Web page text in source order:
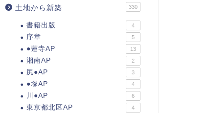
土地から新築 330
書籍出版 4
序章 5
●蓮寺AP 13
湘南AP 2
尻●AP 3
●塚AP 4
川●AP 6
東京都北区AP 4